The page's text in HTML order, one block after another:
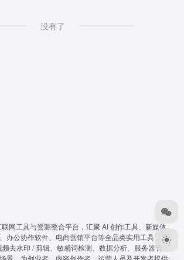
没有了
网工具与资源整合平台，汇聚 AI 创作工具、新媒体
办公协作软件、电商营销平台等全品类实用工具，覆
去水印 / 剪辑、敏感词检测、数据分析、服务器管
景，为创业者、内容创作者、运营人员及开发者提供